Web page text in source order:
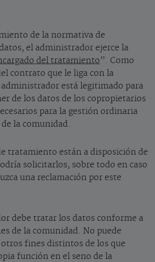
de la normativa de
el administrador ejerce la
del tratamiento”. Como
contrato que le liga con la
está legitimado para
de los datos de los copropietarios
para la gestión ordinaria
la comunidad.
tratamiento están a disposición de
solicitarlos, sobre todo en caso
una reclamación por este
debe tratar los datos conforme a
de la comunidad. No puede
fines distintos de los que
función en el seno de la